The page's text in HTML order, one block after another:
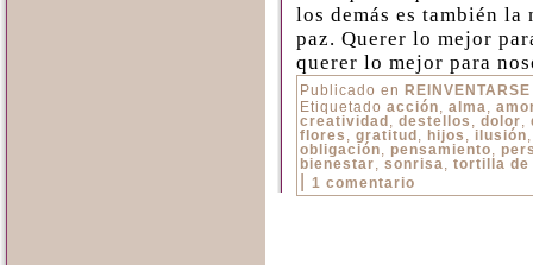
los demás es también la
paz. Querer lo mejor
querer lo mejor para
Publicado en REINVENTARSE
Etiquetado acción, alma,
creatividad , destellos , dolor,
flores , gratitud , hijos , ilusión
obligación, pensamiento,
bienestar, sonrisa, tortilla de
1 comentario